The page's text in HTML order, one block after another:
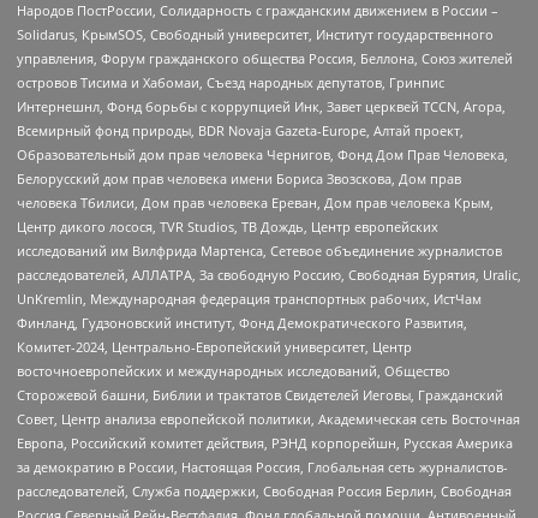
Народов ПостРоссии, Солидарность с гражданским движением в России –
Solidarus, КрымSOS, Свободный университет, Институт государственного
управления, Форум гражданского общества Россия, Беллона, Союз жителей
островов Тисима и Хабомаи, Съезд народных депутатов, Гринпис
Интернешнл, Фонд борьбы с коррупцией Инк, Завет церквей TCCN, Агора,
Всемирный фонд природы, BDR Novaja Gazeta-Europe, Алтай проект,
Образовательный дом прав человека Чернигов, Фонд Дом Прав Человека,
Белорусский дом прав человека имени Бориса Звозскова, Дом прав
человека Тбилиси, Дом прав человека Ереван, Дом прав человека Крым,
Центр дикого лосося, TVR Studios, ТВ Дождь, Центр европейских
исследований им Вилфрида Мартенса, Сетевое объединение журналистов
расследователей, АЛЛАТРА, За свободную Россию, Свободная Бурятия, Uralic,
UnKremlin, Международная федерация транспортных рабочих, ИстЧам
Финланд, Гудзоновский институт, Фонд Демократического Развития,
Комитет-2024, Центрально-Европейский университет, Центр
восточноевропейских и международных исследований, Общество
Сторожевой башни, Библии и трактатов Свидетелей Иеговы, Гражданский
Совет, Центр анализа европейской политики, Академическая сеть Восточная
Европа, Российский комитет действия, РЭНД корпорейшн, Русская Америка
за демократию в России, Настоящая Россия, Глобальная сеть журналистов-
расследователей, Служба поддержки, Свободная Россия Берлин, Свободная